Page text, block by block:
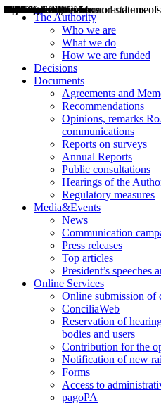
The Authority
Who we are
What we do
How we are funded
Decisions
Documents
Agreements and
Recommendations
Opinions, remarks
communications
Reports on surveys
Annual Reports
Public consultations
Hearings of the
Regulatory measures
Media&Events
News
Communication
Press releases
Top articles
President’s speeches
Online Services
Online submission of
ConciliaWeb
Reservation of
bodies and users
Contribution for the
Notification of new
Forms
Access to
pagoPA
Decisions
Opinions
Public consultations
Hearings
Recommendations
Agreements and Memorandums
Relazioni annuali
Misure di regolazione
News
Press Releases
Bollettini ART
Convegni ART
President’s interviews
Top articles
President’s speeches and statements
2004
2005
2010
2013
2014
2015
2016
2017
2018
2019
202
2020
2021
2022
2023
2024
2025
2026
Aereo
Marittimo
Terrestre